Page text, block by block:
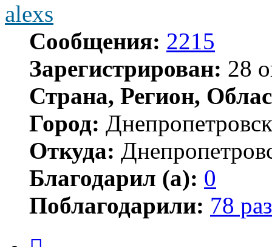
alexs
Сообщения: 2215
Зарегистрирован: 28
Страна, Регион,
Город: Днепропетровск
Откуда:
Благодарил (а): 0
Поблагодарили: 78 раз